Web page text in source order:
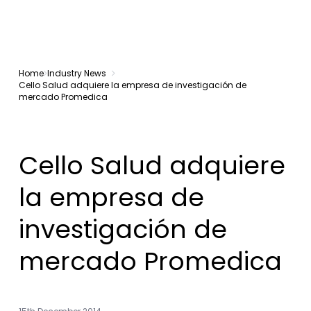
Home Industry News
Cello Salud adquiere la empresa de investigación de
mercado Promedica
Cello Salud adquiere
la empresa de
investigación de
mercado Promedica